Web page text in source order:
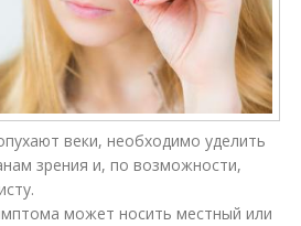
веки, необходимо уделить
зрения и, по возможности,
может носить местный или